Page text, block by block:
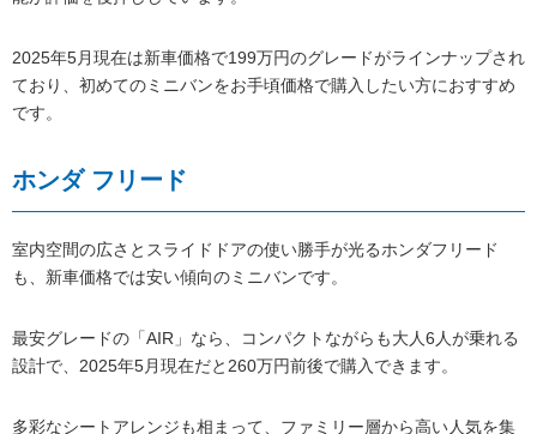
2025年5月現在は新車価格で199万円のグレードがラインナップされ
ており、初めてのミニバンをお手頃価格で購入したい方におすすめ
です。
ホンダ フリード
室内空間の広さとスライドドアの使い勝手が光るホンダフリード
も、新車価格では安い傾向のミニバンです。
最安グレードの「AIR」なら、コンパクトながらも大人6人が乗れる
設計で、2025年5月現在だと260万円前後で購入できます。
多彩なシートアレンジも相まって、ファミリー層から高い人気を集